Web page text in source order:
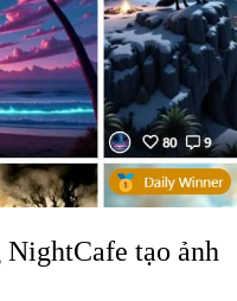
NightCafe tạo ảnh